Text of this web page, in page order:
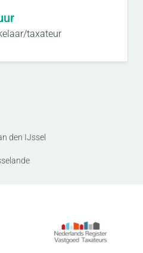
taxateur
den IJssel